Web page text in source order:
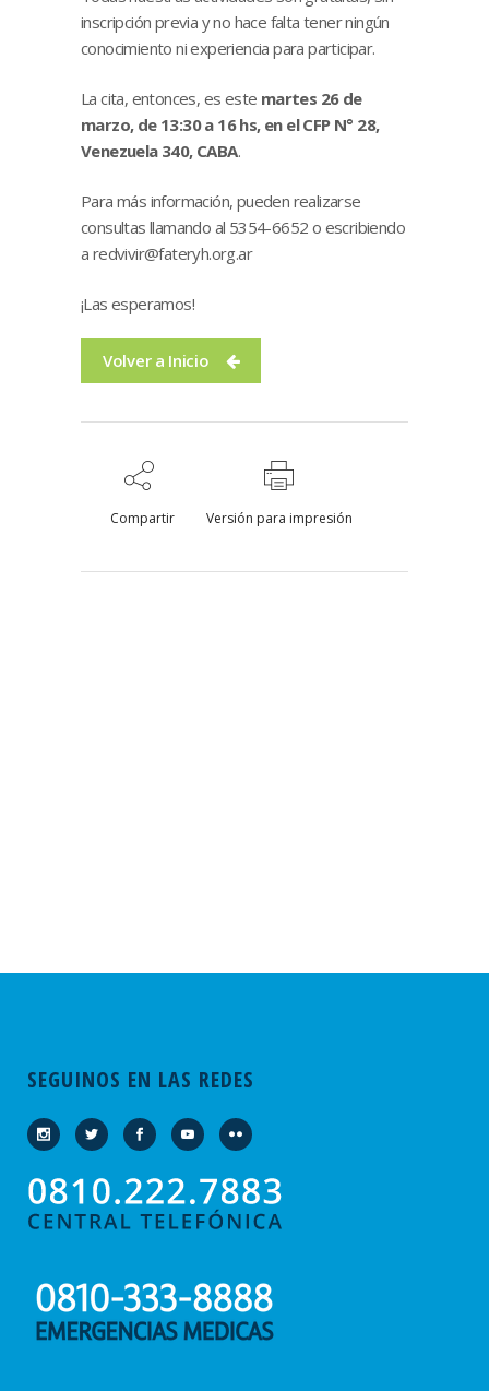
inscripción previa y no hace falta tener ningún
conocimiento ni experiencia para participar.
La cita, entonces, es este martes 26 de
marzo, de 13:30 a 16 hs, en el CFP N° 28,
Venezuela 340, CABA.
Para más información, pueden realizarse
consultas llamando al 5354-6652 o escribiendo
a redvivir@fateryh.org.ar
¡Las esperamos!
Volver a Inicio
Compartir Versión para impresión
SEGUINOS EN LAS REDES